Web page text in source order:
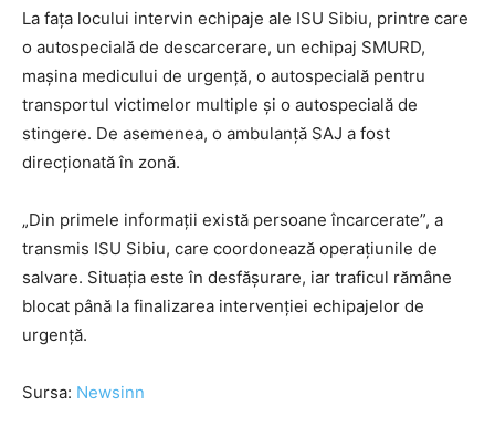
La fața locului intervin echipaje ale ISU Sibiu, printre care
o autospecială de descarcerare, un echipaj SMURD,
mașina medicului de urgență, o autospecială pentru
transportul victimelor multiple și o autospecială de
stingere. De asemenea, o ambulanță SAJ a fost
direcționată în zonă.
„Din primele informații există persoane încarcerate”, a
transmis ISU Sibiu, care coordonează operațiunile de
salvare. Situația este în desfășurare, iar traficul rămâne
blocat până la finalizarea intervenției echipajelor de
urgență.
Sursa: Newsinn